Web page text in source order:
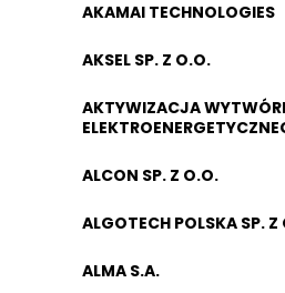
AKAMAI TECHNOLOGIES
AKSEL SP. Z O.O.
AKTYWIZACJA
ALCON SP. Z O.O.
ALGOTECH POLSKA SP. Z
ALMA S.A.